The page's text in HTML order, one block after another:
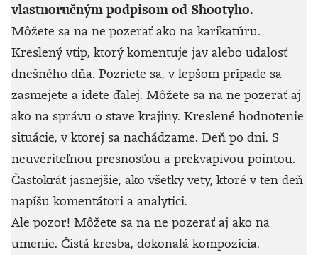
vlastnoručným podpisom od Shootyho.
Môžete sa na ne pozerať ako na karikatúru.
Kreslený vtip, ktorý komentuje jav alebo udalosť
dnešného dňa. Pozriete sa, v lepšom prípade sa
zasmejete a idete ďalej. Môžete sa na ne pozerať aj
ako na správu o stave krajiny. Kreslené hodnotenie
situácie, v ktorej sa nachádzame. Deň po dni. S
neuveriteľnou presnosťou a prekvapivou pointou.
Častokrát jasnejšie, ako všetky vety, ktoré v ten deň
napíšu komentátori a analytici.
Ale pozor! Môžete sa na ne pozerať aj ako na
umenie. Čistá kresba, dokonalá kompozícia.